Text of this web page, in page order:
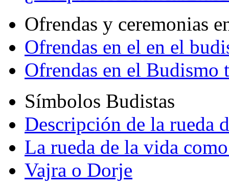
Ofrendas y ceremonias
Ofrendas en el en el
Ofrendas en el Budismo
Símbolos Budistas
Descripción de la rueda
La rueda de la vida
Vajra o Dorje